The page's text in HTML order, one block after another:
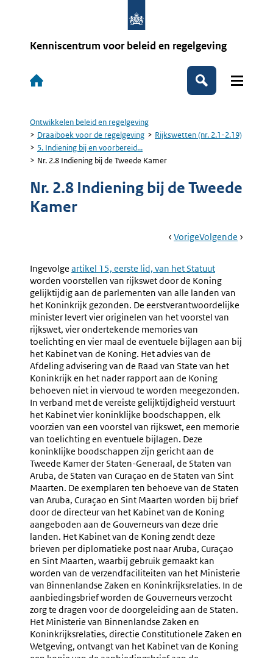
Kenniscentrum voor beleid en regelgeving
Hoofdnavigatie
Zoeken
Kruimelpad
Ontwikkelen beleid en regelgeving
Draaiboek voor de regelgeving
Rijkswetten (nr. 2.1-2.19)
5. Indiening bij en voorbereid...
Nr. 2.8 Indiening bij de Tweede Kamer
Nr. 2.8 Indiening bij de Tweede
Kamer
Book
Ga
VorigePagina:
Bij
En
Voorbereiding
Van
De
Behandeling
Door
De
Kamers
Der
Staten-
Generaal
(nr.
2.8-
2.13)
Ga
Volgende Pagina:
Ingevolge Externe
link:
artikel 15, eerste lid, van het Statuut
worden voorstellen van rijkswet door de Koning
gelijktijdig aan de parlementen van alle landen van
het Koninkrijk gezonden. De eerstverantwoordelijke
minister levert vier originelen van het voorstel van
rijkswet, vier ondertekende memories van
toelichting en vier maal de eventuele bijlagen aan bij
het Kabinet van de Koning. Het advies van de
Afdeling advisering van de Raad van State van het
Koninkrijk en het nader rapport aan de Koning
behoeven niet in viervoud te worden meegezonden.
In verband met de vereiste gelijktijdigheid verstuurt
het Kabinet vier koninklijke boodschappen, elk
voorzien van een voorstel van rijkswet, een memorie
van toelichting en eventuele bijlagen. Deze
koninklijke boodschappen zijn gericht aan de
Tweede Kamer der Staten-Generaal, de Staten van
Aruba, de Staten van Curaçao en de Staten van Sint
Maarten. De exemplaren ten behoeve van de Staten
van Aruba, Curaçao en Sint Maarten worden bij brief
door de directeur van het Kabinet van de Koning
aangeboden aan de Gouverneurs van deze drie
landen. Het Kabinet van de Koning zendt deze
brieven per diplomatieke post naar Aruba, Curaçao
en Sint Maarten, waarbij gebruik gemaakt kan
worden van de verzendfaciliteiten van het Ministerie
van Binnenlandse Zaken en Koninkrijksrelaties. In de
aanbiedingsbrief worden de Gouverneurs verzocht
zorg te dragen voor de doorgeleiding aan de Staten.
Het Ministerie van Binnenlandse Zaken en
Koninkrijksrelaties, directie Constitutionele Zaken en
Wetgeving, ontvangt van het Kabinet van de Koning